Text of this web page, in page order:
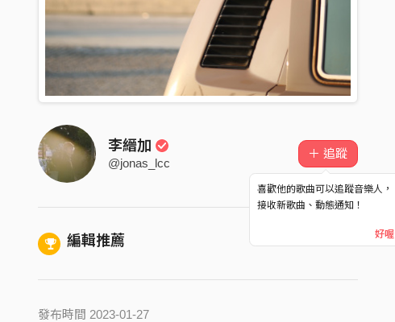
李縉加
@jonas_lcc
＋ 追蹤
喜歡他的歌曲可以追蹤音樂人，
接收新歌曲、動態通知！
好喔
編輯推薦
發布時間 2023-01-27